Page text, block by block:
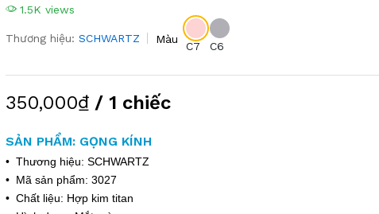
1.5K views
Thương hiệu: SCHWARTZ Màu
C7 C6
350,000₫/ 1 chiếc
SẢN PHẨM: GỌNG KÍNH
• Thương hiệu: SCHWARTZ
• Mã sản phẩm: 3027
• Chất liệu: Hợp kim titan